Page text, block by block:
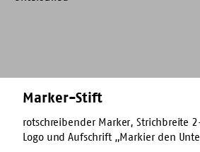
Marker-Stift
rotschreibender Marker, Strichbreite
Logo und Aufschrift „Markier den